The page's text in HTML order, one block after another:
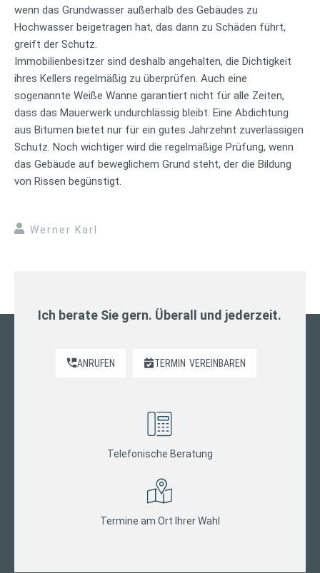
wenn das Grundwasser außerhalb des Gebäudes zu
Hochwasser beigetragen hat, das dann zu Schäden führt,
greift der Schutz.
Immobilienbesitzer sind deshalb angehalten, die Dichtigkeit
ihres Kellers regelmäßig zu überprüfen. Auch eine
sogenannte Weiße Wanne garantiert nicht für alle Zeiten,
dass das Mauerwerk undurchlässig bleibt. Eine Abdichtung
aus Bitumen bietet nur für ein gutes Jahrzehnt zuverlässigen
Schutz. Noch wichtiger wird die regelmäßige Prüfung, wenn
das Gebäude auf beweglichem Grund steht, der die Bildung
von Rissen begünstigt.
Werner Karl
Ich berate Sie gern. Überall und jederzeit.
ANRUFEN TERMIN VEREINBAREN
Telefonische Beratung
Termine am Ort Ihrer Wahl